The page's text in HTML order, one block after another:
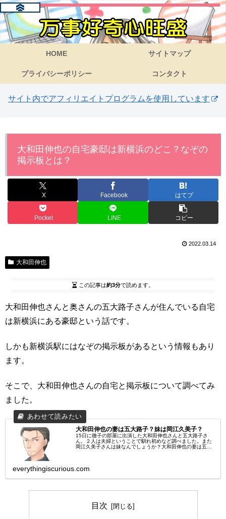
HOME サイトマップ
プライバシーポリシー コンタクト
サイト内でアフィリエイトプログラムを使用しています
大和田伸也の自宅豪邸は新横浜のどこ？なぞの
掲示板とは？
X Facebook はてブ
Pocket LINE コピー
2022.03.14
大和田伸也
この記事は約3分で読めます。
大和田伸也さんと奥さんの五大路子さんが住んでいる自宅
は新横浜にある豪邸という話です。
しかも新横浜駅にはなぞの掲示板があるという情報もあり
ます。
そこで、大和田伸也さんの自宅と掲示板について調べてみ
ました。
大和田伸也の妻は五大路子？妹は岡江久美子？
15日に徹子の部屋に出演した大和田伸也さんと五大路子さ
ん。２人は夫婦ということで馴れ初めなど調べました。また
岡江久美子さんは妹なんでしょうか？大和田伸也の妻は五大
everythingiscurious.com
目次